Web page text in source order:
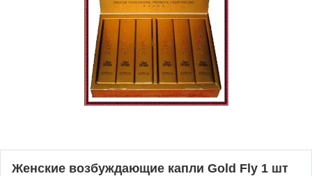
Женские возбуждающие капли Gold Fly 1 шт